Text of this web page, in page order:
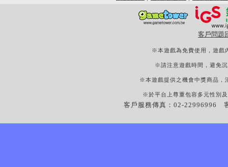
客戶問題
※本遊戲為免費使用，遊戲
※請注意遊戲時間，避免
※本遊戲提供之機會中獎商品，
※於平台上尊重包容多元性別
客戶服務傳真：02-22996996